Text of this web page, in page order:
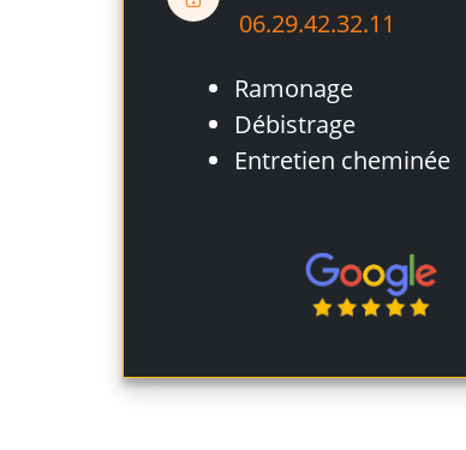
06.29.42.32.11
Ramonage
Débistrage
Entretien cheminée